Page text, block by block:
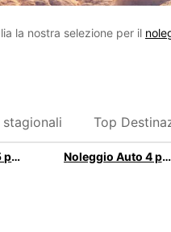
la nostra selezione per il
Top
Noleggio auto 5 posti | Noleggia un'auto 5 posti con Europcar Noleggio Auto 4 posti | Noleggia un'auto 4 posti con Europcar